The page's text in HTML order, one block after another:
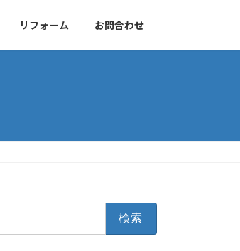
リフォーム お問合わせ